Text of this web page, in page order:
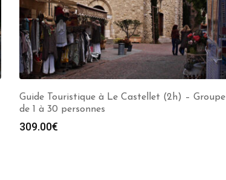
Guide Touristique à Le Castellet (2h) – Groupe
de 1 à 30 personnes
309.00€